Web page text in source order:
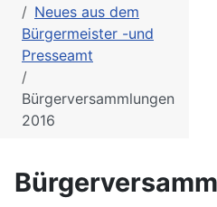
Neues aus dem
Bürgermeister -und
Presseamt
Bürgerversammlungen
2016